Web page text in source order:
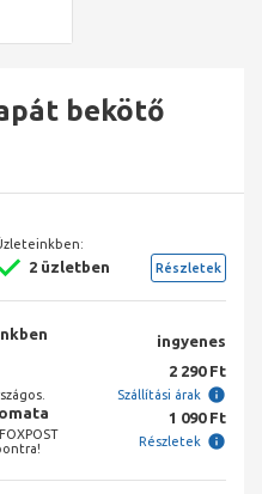
bekötő
2 üzletben Részletek
ingyenes
2 290 Ft
Szállítási árak
1 090 Ft
Részletek